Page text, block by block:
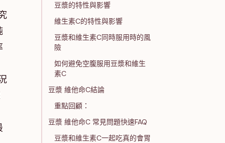
豆漿的特性與影響
維生素C的特性與影響
豆漿和維生素C同時服用時的風
險
如何避免空腹服用豆漿和維生
素C
豆漿 維他命C結論
重點回顧：
豆漿 維他命C 常見問題快速FAQ
豆漿和維生素C一起吃真的會胃